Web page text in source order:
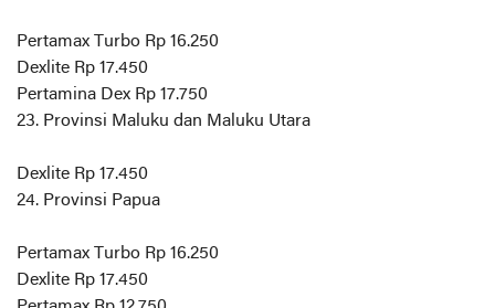
Pertamax Turbo Rp 16.250
Dexlite Rp 17.450
Pertamina Dex Rp 17.750
23. Provinsi Maluku dan Maluku Utara
Dexlite Rp 17.450
24. Provinsi Papua
Pertamax Turbo Rp 16.250
Dexlite Rp 17.450